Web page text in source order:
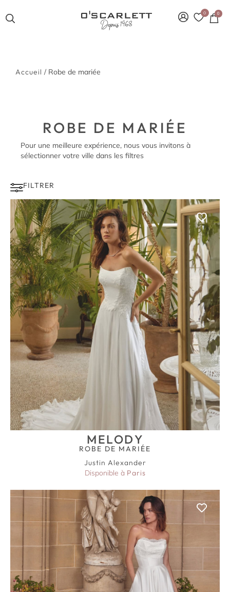
0 0
Accueil / Robe de mariée
ROBE DE MARIÉE
Pour une meilleure expérience, nous vous invitons à
sélectionner votre ville dans les filtres
FILTRER
MELODY
ROBE DE MARIÉE
Justin Alexander
Disponible à Paris